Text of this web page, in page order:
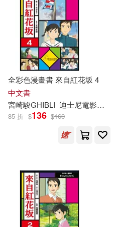
全彩色漫畫書 來自紅花坂 4
中文書
宮崎駿GHIBLI 迪士尼電影公司
85 折 $136 $160